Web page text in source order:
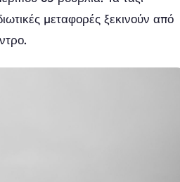
μεταφορές ξεκινούν από